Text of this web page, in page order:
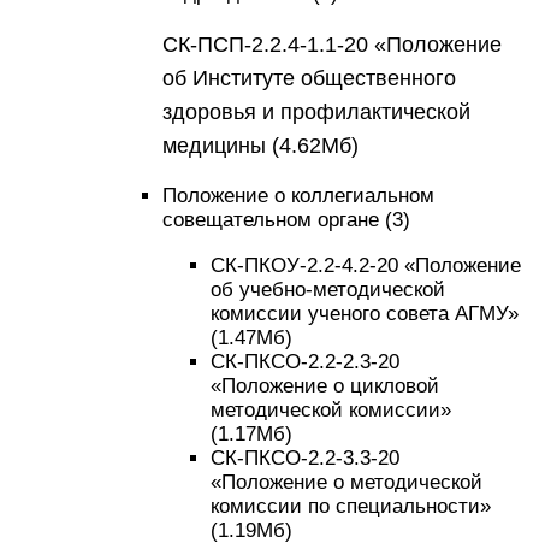
СК-ПСП-2.2.4-1.1-20 «Положение
об Институте общественного
здоровья и профилактической
медицины (4.62Mб)
Положение о коллегиальном
совещательном органе (3)
СК-ПКОУ-2.2-4.2-20 «Положение
об учебно-методической
комиссии ученого совета АГМУ»
(1.47Mб)
СК-ПКСО-2.2-2.3-20
«Положение о цикловой
методической комиссии»
(1.17Mб)
СК-ПКСО-2.2-3.3-20
«Положение о методической
комиссии по специальности»
(1.19Mб)